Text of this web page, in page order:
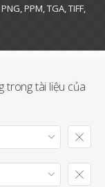
PPM, TGA, TIFF,
trong tài liệu của